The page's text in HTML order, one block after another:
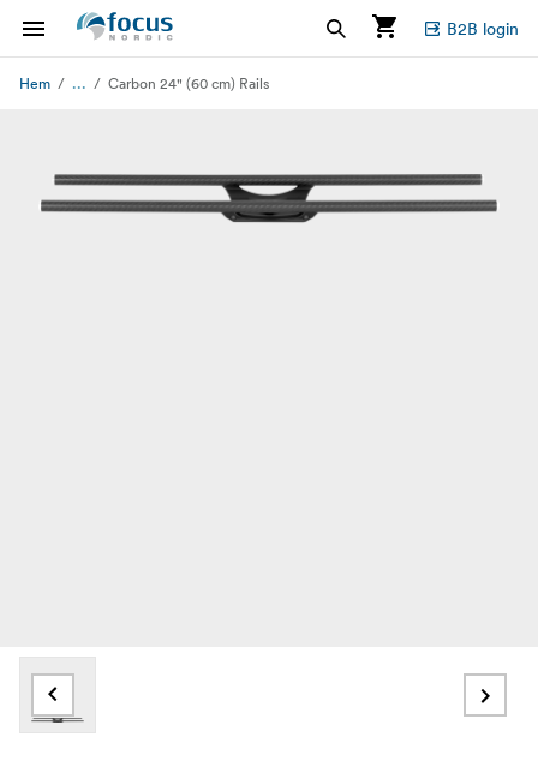
B2B login
Hem ... Carbon 24" (60 cm) Rails